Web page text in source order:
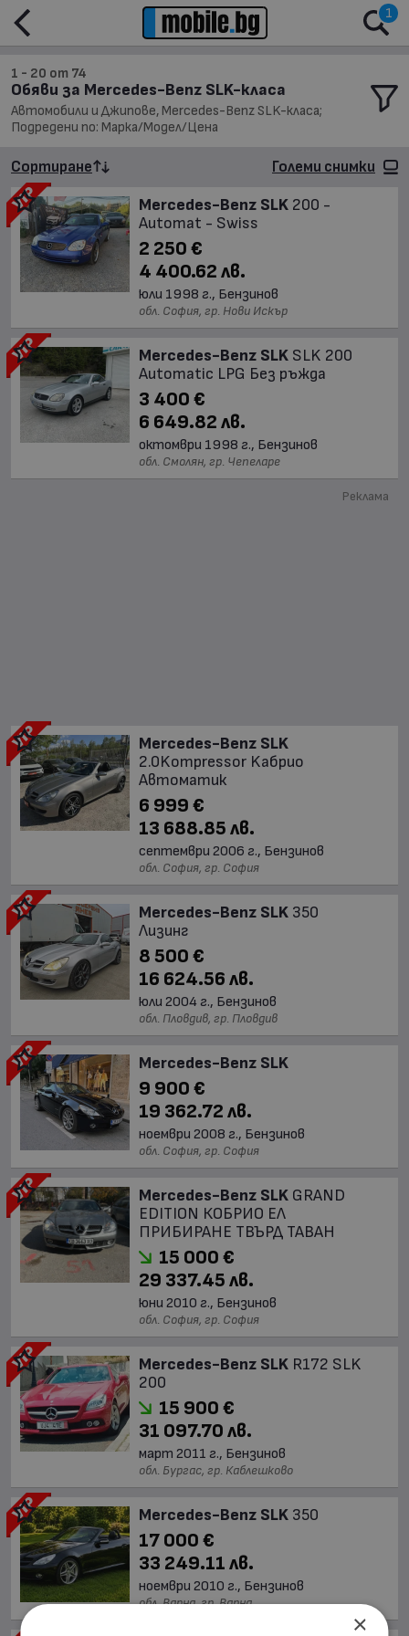
1
1 - 20 от 74
Обяви за Mercedes-Benz SLK-класа
Автомобили и Джипове, Mercedes-Benz SLK-класа;
Подредени по: Марка/Модел/Цена
Сортиране Големи снимки
Mercedes-Benz SLK 200 -
Automat - Swiss
2 250 €
4 400.62 лв.
юли 1998 г., Бензинов
обл. София, гр. Нови Искър
Mercedes-Benz SLK SLK 200
Automatic LPG Без ръжда
3 400 €
6 649.82 лв.
октомври 1998 г., Бензинов
обл. Смолян, гр. Чепеларе
Реклама
Mercedes-Benz SLK
2.0Kompressor Kабрио
Автоматик
6 999 €
13 688.85 лв.
септември 2006 г., Бензинов
обл. София, гр. София
Mercedes-Benz SLK 350
Лизинг
8 500 €
16 624.56 лв.
юли 2004 г., Бензинов
обл. Пловдив, гр. Пловдив
Mercedes-Benz SLK
9 900 €
19 362.72 лв.
ноември 2008 г., Бензинов
обл. София, гр. София
Mercedes-Benz SLK GRAND
EDITION КОБРИО ЕЛ
ПРИБИРАНЕ ТВЪРД ТАВАН
15 000 €
29 337.45 лв.
юни 2010 г., Бензинов
обл. София, гр. София
Mercedes-Benz SLK R172 SLK
200
15 900 €
31 097.70 лв.
март 2011 г., Бензинов
обл. Бургас, гр. Каблешково
Mercedes-Benz SLK 350
17 000 €
33 249.11 лв.
ноември 2010 г., Бензинов
обл. Варна, гр. Варна
×